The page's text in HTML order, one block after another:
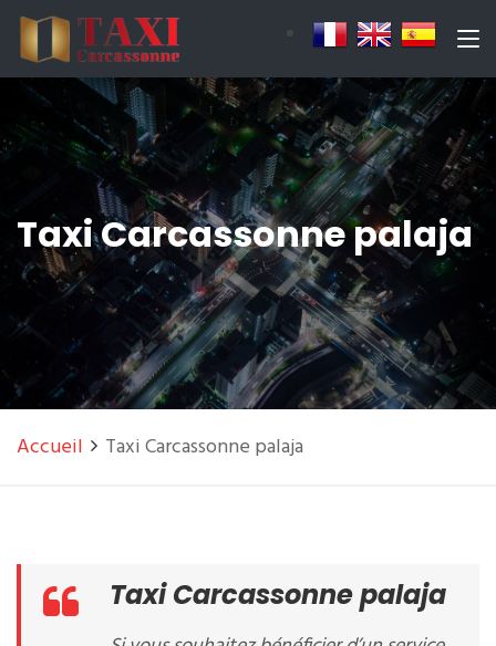
Taxi Carcassonne palaja
Accueil Taxi Carcassonne palaja
Taxi Carcassonne palaja